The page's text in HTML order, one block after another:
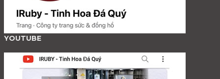
YOUTUBE